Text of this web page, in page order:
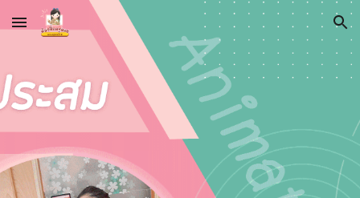
Skip to main content Skip to navigation